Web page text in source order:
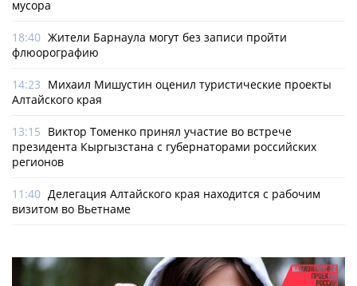
мусора
18:40 Жители Барнаула могут без записи пройти
флюорографию
14:23 Михаил Мишустин оценил туристические проекты
Алтайского края
13:15 Виктор Томенко принял участие во встрече
президента Кыргызстана с губернаторами российских
регионов
11:40 Делегация Алтайского края находится с рабочим
визитом во Вьетнаме